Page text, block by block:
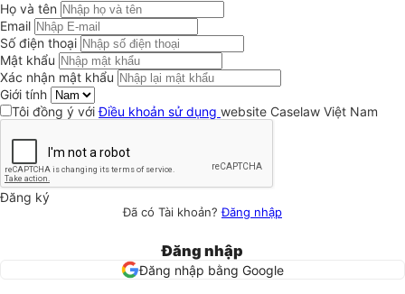
Họ và tên
Email
Số điện thoại
Mật khẩu
Xác nhận mật khẩu
Giới tính
Tôi đồng ý vớiĐiều khoản sử dụng website Caselaw Việt Nam
Đăng ký
Đã có Tài khoản?Đăng nhập
Đăng nhập
Đăng nhập bằng Google